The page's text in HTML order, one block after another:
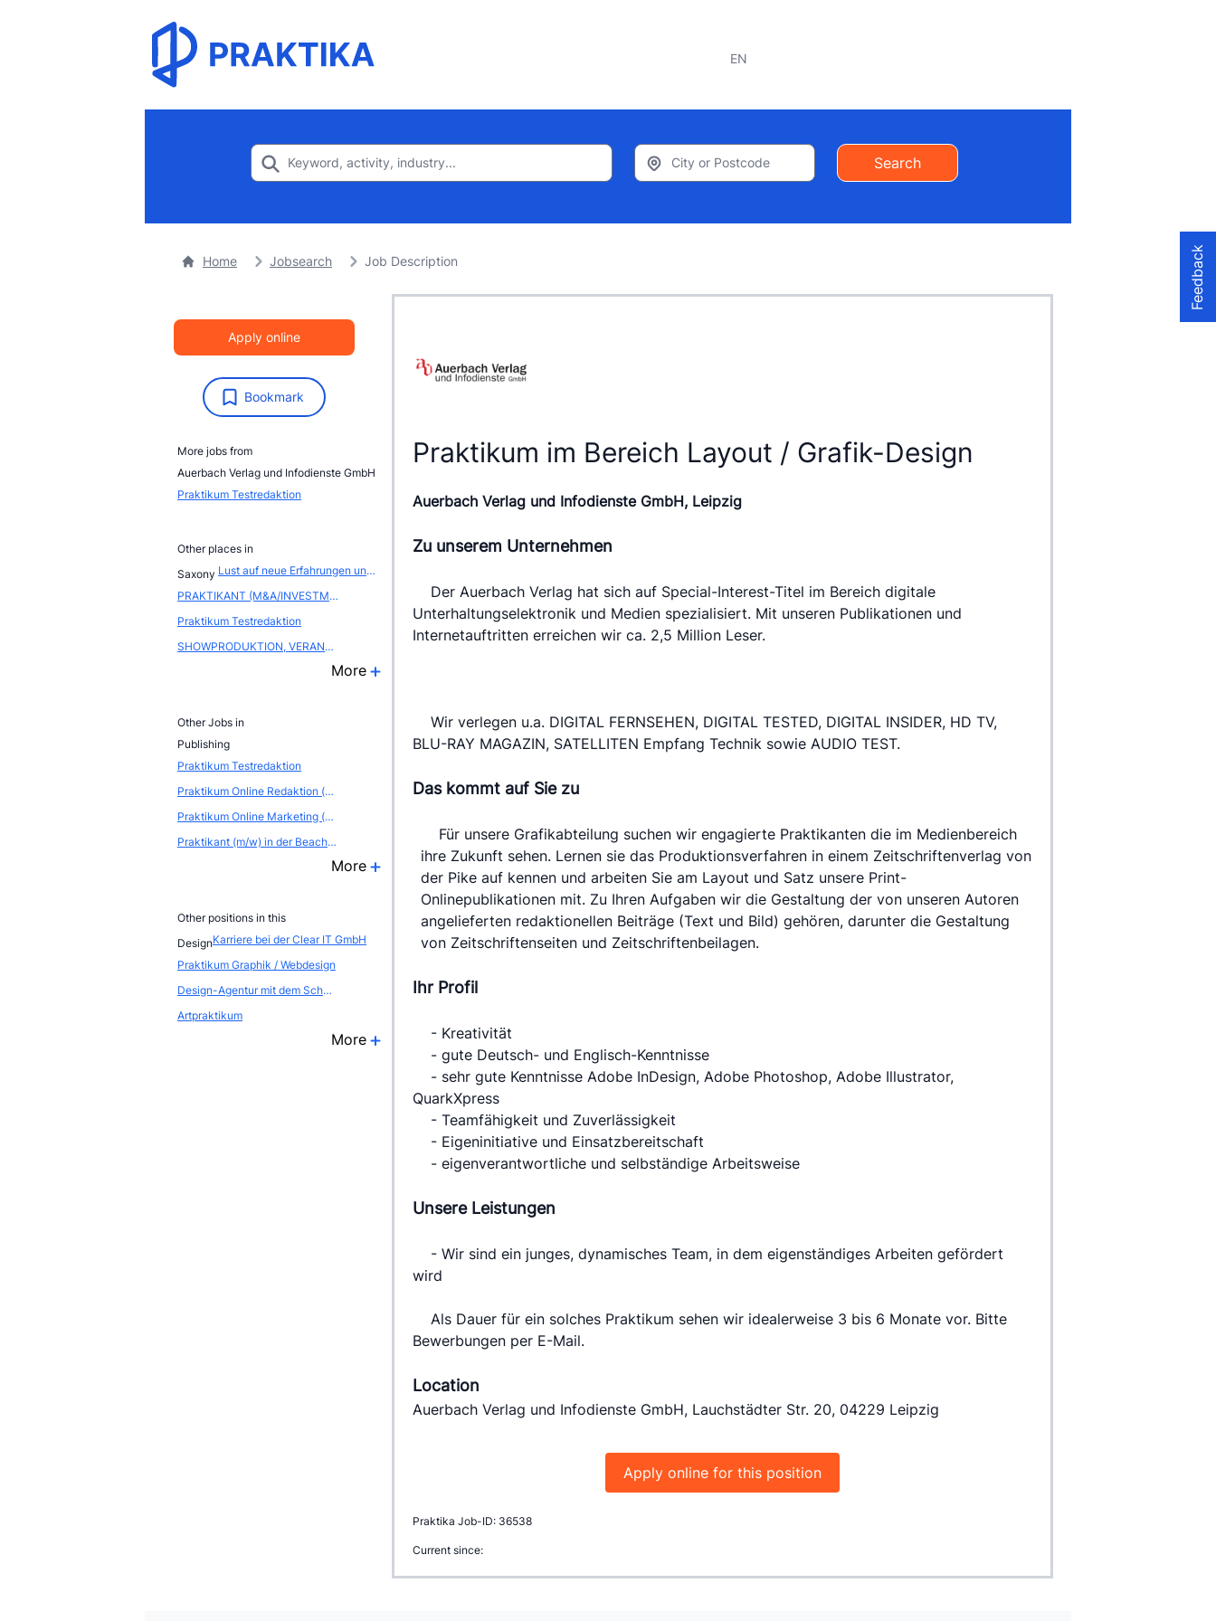
EN
Search
Home Jobsearch Job Description
Apply online
Bookmark
More jobs from
Auerbach Verlag und Infodienste GmbH
Praktikum Testredaktion
Other places in
Saxony
Lust auf neue Erfahrungen und spannende Herausforderungen? Dann komm zu uns als Werksstudent (m/w/d)
PRAKTIKANT (M&A/INVESTMENT BANKING) (M/W/D)
Praktikum Testredaktion
SHOWPRODUKTION, VERANSTALTUNGSMANAGEMENT
More
Other Jobs in
Publishing
Praktikum Testredaktion
Praktikum Online Redaktion (m/w)
Praktikum Online Marketing (m/w) mit Fokus auf Shop Management
Praktikant (m/w) in der Beachflags Produktion
More
Other positions in this
DesignKarriere bei der Clear IT GmbH
Praktikum Graphik / Webdesign
Design-Agentur mit dem Schwerpunkt Innenarchitektur bietet Praktikum
Artpraktikum
More
Praktikum im Bereich Layout / Grafik-Design
Auerbach Verlag und Infodienste GmbH, Leipzig
Zu unserem Unternehmen
Unterhaltungselektronik und Medien spezialisiert. Mit unseren Publikationen und
Internetauftritten erreichen wir ca. 2,5 Million Leser.
BLU-RAY MAGAZIN, SATELLITEN Empfang Technik sowie AUDIO TEST.
Das kommt auf Sie zu
ihre Zukunft sehen. Lernen sie das Produktionsverfahren in einem Zeitschriftenverlag von
der Pike auf kennen und arbeiten Sie am Layout und Satz unsere Print-
Onlinepublikationen mit. Zu Ihren Aufgaben wir die Gestaltung der von unseren Autoren
angelieferten redaktionellen Beiträge (Text und Bild) gehören, darunter die Gestaltung
von Zeitschriftenseiten und Zeitschriftenbeilagen.
Ihr Profil
- Kreativität
- gute Deutsch- und Englisch-Kenntnisse
QuarkXpress
- Teamfähigkeit und Zuverlässigkeit
- Eigeninitiative und Einsatzbereitschaft
- eigenverantwortliche und selbständige Arbeitsweise
Unsere Leistungen
wird
Bewerbungen per E-Mail.
Location
Auerbach Verlag und Infodienste GmbH, Lauchstädter Str. 20, 04229 Leipzig
Apply online for this position
Praktika Job-ID: 36538
Current since:
Feedback